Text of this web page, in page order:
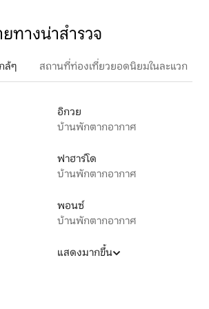
ทางน่าสำรวจ
ล้ๆ สถานที่ท่องเที่ยวยอดนิยมในละแวก
อิกวย
บ้านพักตากอากาศ
ฟาฮาร์โด
บ้านพักตากอากาศ
พอนซ์
บ้านพักตากอากาศ
แสดงมากขึ้น